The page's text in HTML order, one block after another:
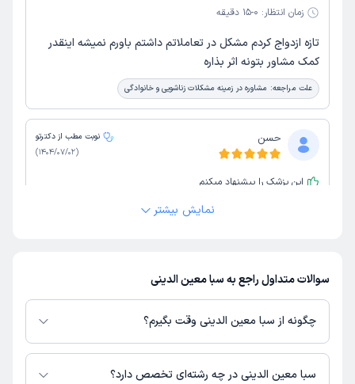
زمان انتظار: 0-15 دقیقه
تازه ازدواج کردم مشکل در تعاملاتم داشتم باورم نمیشه اینقدر
کمک مشاور بتونه اثر بذاره
علت مراجعه: مشاوره در زمینه مشکلات زناشویی و خانوادگی
حسن
نوبت مطب از دکترتو
(
1404/07/02
)
این پزشک را پیشنهاد میکنم
علت مراجعه: درمان افسردگی و اختلالات خلقی
الهه
کاربر آزاد
(
1404/02/31
)
این پزشک را پیشنهاد میکنم
نمایش بیشتر
سوالات متداول راجع به سبا معین الدینی
چگونه از سبا معین الدینی وقت بگیرم؟
در صورتی کهسبا معین الدینیدارای پروفایل فعال و نوبت‌دهی باز در پلتفرم
دکترتو باشند، می‌توانید از طریق این پلتفرم برای دریافت نوبت اقدام کنید. در
سبا معین الدینی در چه رشته‌ای تخصص دارد؟